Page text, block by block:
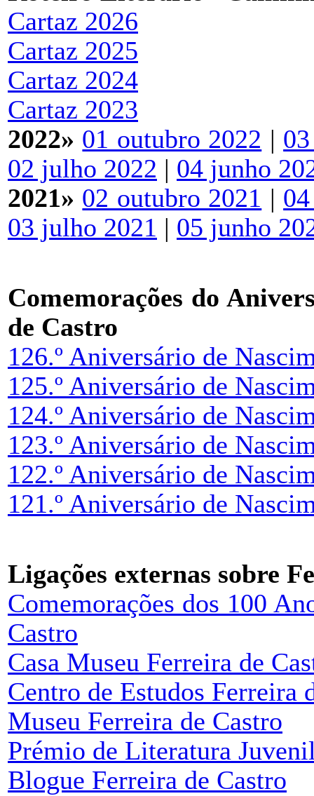
Cartaz 2026
Cartaz 2025
Cartaz 2024
Cartaz 2023
2022» 01 outubro 2022 |
02 julho 2022 | 04 junho
2021» 02 outubro 2021 |
03 julho 2021 | 05 junho
Comemorações do
de Castro
126.º Aniversário de
125.º Aniversário de
124.º Aniversário de
123.º Aniversário de
122.º Aniversário de
121.º Aniversário de
Ligações externas sobre
Comemorações dos 100
Castro
Casa Museu Ferreira de
Centro de Estudos Ferreira
Museu Ferreira de Castro
Prémio de Literatura
Blogue Ferreira de Castro